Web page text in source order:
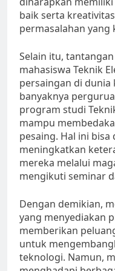
baik serta
permasalahan yang
Selain itu,
mahasiswa Teknik
persaingan di dunia
banyaknya
program studi
mampu
pesaing. Hal ini
meningkatkan
mereka melalui
mengikuti seminar
Dengan demikian,
yang menyediakan
memberikan
untuk
teknologi. Namun,